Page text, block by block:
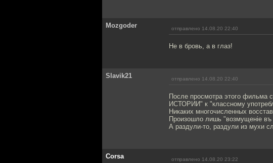
Mozgoder отправлено 14.08.20 22:40
Не в бровь, а в глаз!
Slavik21 отправлено 14.08.20 22:40
После просмотра этого фильма
ИСТОРИИ" к "классному
Никаких многочисленных
Произошло лишь "возмущенiе въ
А раздули-то, раздули из мухи
Corsa отправлено 14.08.20 23:22